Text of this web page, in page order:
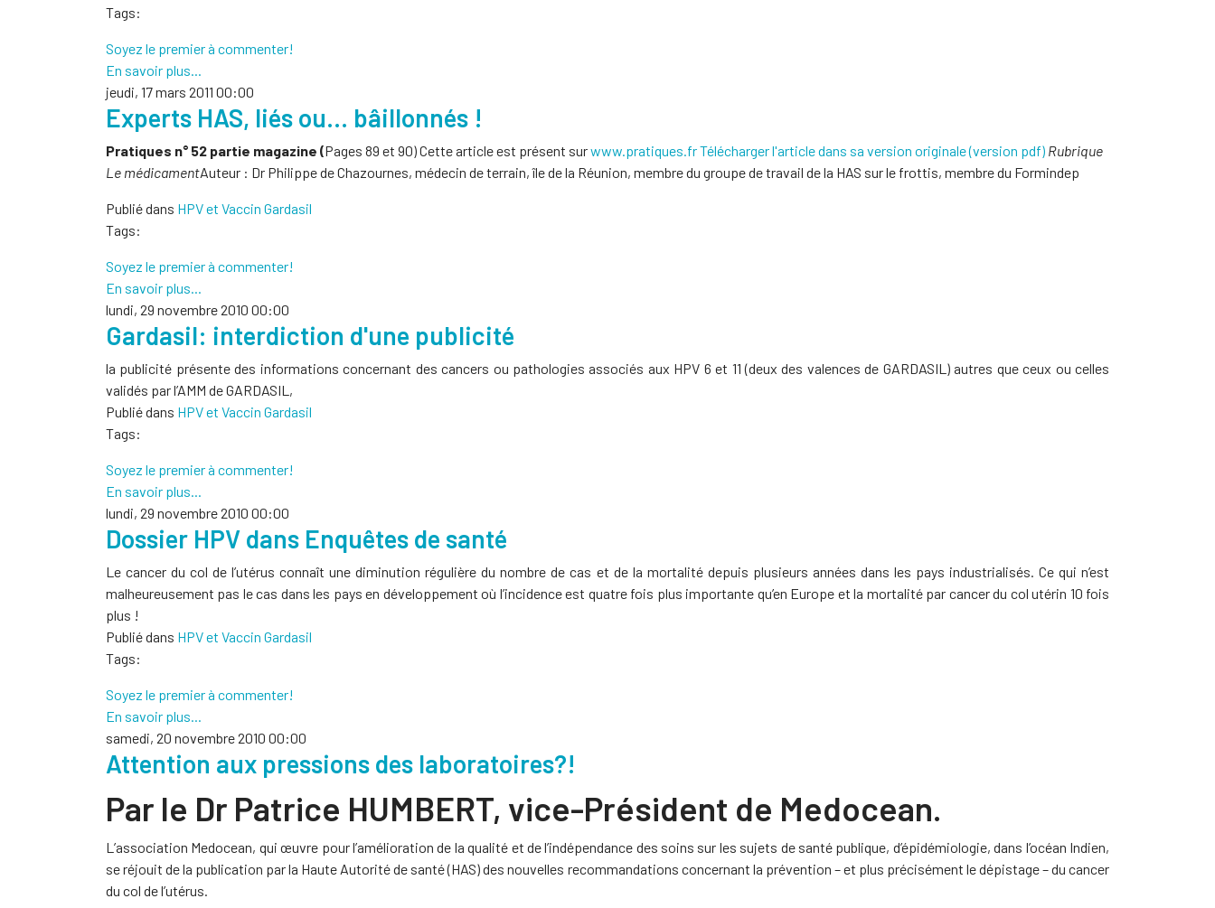
Tags:
Soyez le premier à commenter!
En savoir plus...
jeudi, 17 mars 2011 00:00
Experts HAS, liés ou… bâillonnés !
Pratiques n° 52 partie magazine (Pages 89 et 90) Cette article est présent surwww.pratiques.frTélécharger l'article dans sa version originale (version pdf) Rubrique
Le médicamentAuteur : Dr Philippe de Chazournes, médecin de terrain, île de la Réunion, membre du groupe de travail de la HAS sur le frottis, membre du Formindep
Publié dans HPV et Vaccin Gardasil
Tags:
Soyez le premier à commenter!
En savoir plus...
lundi, 29 novembre 2010 00:00
Gardasil: interdiction d'une publicité
la publicité présente des informations concernant des cancers ou pathologies associés aux HPV 6 et 11 (deux des valences de GARDASIL) autres que ceux ou celles
validés par l’AMM de GARDASIL,
Publié dans HPV et Vaccin Gardasil
Tags:
Soyez le premier à commenter!
En savoir plus...
lundi, 29 novembre 2010 00:00
Dossier HPV dans Enquêtes de santé
Le cancer du col de l’utérus connaît une diminution régulière du nombre de cas et de la mortalité depuis plusieurs années dans les pays industrialisés. Ce qui n’est
malheureusement pas le cas dans les pays en développement où l’incidence est quatre fois plus importante qu’en Europe et la mortalité par cancer du col utérin 10 fois
plus !
Publié dans HPV et Vaccin Gardasil
Tags:
Soyez le premier à commenter!
En savoir plus...
samedi, 20 novembre 2010 00:00
Attention aux pressions des laboratoires?!
Par le Dr Patrice HUMBERT, vice-Président de Medocean.
L’association Medocean, qui œuvre pour l’amélioration de la qualité et de l’indépendance des soins sur les sujets de santé publique, d’épidémiologie, dans l’océan Indien,
se réjouit de la publication par la Haute Autorité de santé (HAS) des nouvelles recommandations concernant la prévention – et plus précisément le dépistage – du cancer
du col de l’utérus.